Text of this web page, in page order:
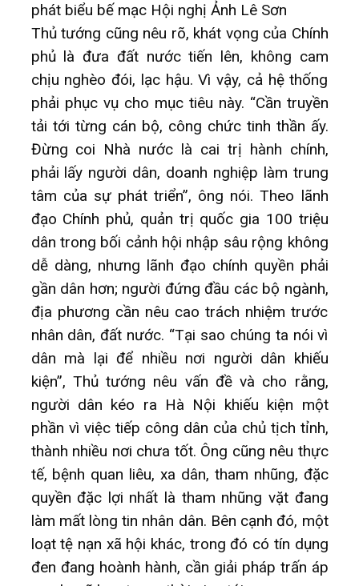
phát biểu bế mạc Hội nghị Ảnh Lê Sơn
Thủ tướng cũng nêu rõ, khát vọng của Chính
phủ là đưa đất nước tiến lên, không cam
chịu nghèo đói, lạc hậu. Vì vậy, cả hệ thống
phải phục vụ cho mục tiêu này. “Cần truyền
tải tới từng cán bộ, công chức tinh thần ấy.
Đừng coi Nhà nước là cai trị hành chính,
phải lấy người dân, doanh nghiệp làm trung
tâm của sự phát triển”, ông nói. Theo lãnh
đạo Chính phủ, quản trị quốc gia 100 triệu
dân trong bối cảnh hội nhập sâu rộng không
dễ dàng, nhưng lãnh đạo chính quyền phải
gần dân hơn; người đứng đầu các bộ ngành,
địa phương cần nêu cao trách nhiệm trước
nhân dân, đất nước. “Tại sao chúng ta nói vì
dân mà lại để nhiều nơi người dân khiếu
kiện”, Thủ tướng nêu vấn đề và cho rằng,
người dân kéo ra Hà Nội khiếu kiện một
phần vì việc tiếp công dân của chủ tịch tỉnh,
thành nhiều nơi chưa tốt. Ông cũng nêu thực
tế, bệnh quan liêu, xa dân, tham nhũng, đặc
quyền đặc lợi nhất là tham nhũng vặt đang
làm mất lòng tin nhân dân. Bên cạnh đó, một
loạt tệ nạn xã hội khác, trong đó có tín dụng
đen đang hoành hành, cần giải pháp trấn áp